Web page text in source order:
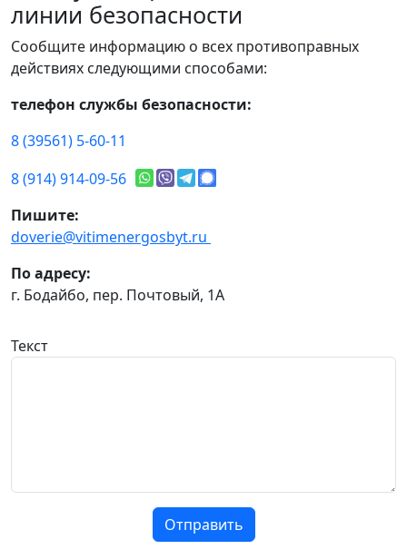
линии безопасности
Сообщите информацию о всех противоправных
действиях следующими способами:
телефон службы безопасности:
8 (39561) 5-60-11
8 (914) 914-09-56
Пишите:
doverie@vitimenergosbyt.ru
По адресу:
г. Бодайбо, пер. Почтовый, 1А
Текст
Отправить